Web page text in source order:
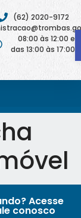
(62) 2020-9172
08:00 às 12:00 e
das 13:00 às 17:00
Acesse
conosco